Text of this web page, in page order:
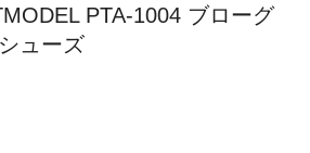
PTA-1004 ブローグ
ューズ